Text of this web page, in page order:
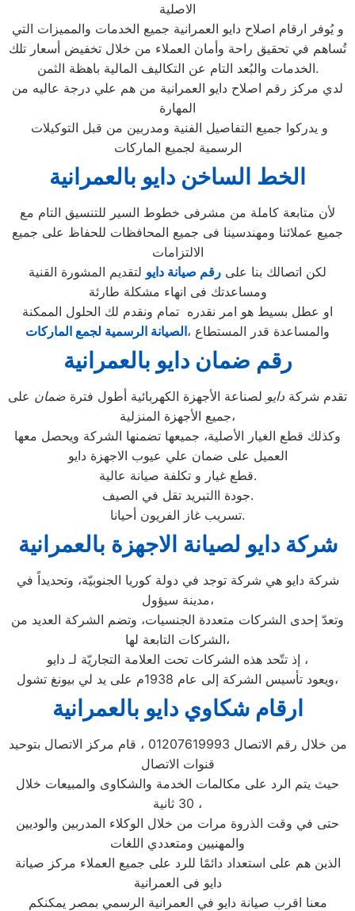
الاصلية
و يُوفر ارقام اصلاح دايو العمرانية جميع الخدمات والمميزات التي
تُساهم في تحقيق راحة وأمان العملاء من خلال تخفيض أسعار تلك
الخدمات والبُعد التام عن التكاليف المالية باهظة الثمن.
لدي مركز رقم اصلاح دايو العمرانية من هم علي درجة عاليه من
المهارة
الرسمية لجميع الماركات
الخط الساخن دايو بالعمرانية
لأن متابعة كاملة من مشرفى خطوط السير للتنسيق التام مع
جميع عملائنا ومهندسينا فى جميع المحافظات للحفاظ على جميع
الالتزامات
لكن اتصالك بنا على رقم صيانة دايو لتقديم المشورة القنية
ومساعدتك فى انهاء مشكلة طارئة
او عطل بسيط هو امر نقدره تمام ونقدم لك الحلول الممكنة
والمساعدة قدر المستطاع ،الصيانة الرسمية لجمع الماركات
رقم ضمان دايو بالعمرانية
تقدم شركة دايو لصناعة الأجهزة الكهربائية أطول فترة ضمان على
جميع الأجهزة المنزلية،
وكذلك قطع الغيار الأصلية، جميعها تضمنها الشركة ويحصل معها
العميل على ضمان علي عيوب الاجهزة دايو
قطع غيار و تكلفة صيانة عالية.
جودة االتبريد تقل في الصيف.
تسريب غاز الفريون أحيانا.
شركة دايو لصيانة الاجهزة بالعمرانية
شركة دايو هي شركة توجد في دولة كوريا الجنوبيّة، وتحديداً في
مدينة سيؤول،
وتعدّ إحدى الشركات متعددة الجنسيات، وتضم الشركة العديد من
الشركات التابعة لها،
إذ تتّحد هذه الشركات تحت العلامة التجاريّة لـ دايو ،
ويعود تأسيس الشركة إلى عام 1938م على يد لي بيونغ تشول،
ارقام شكاوي دايو بالعمرانية
من خلال رقم الاتصال 01207619993 ، قام مركز الاتصال بتوحيد
قنوات الاتصال
حيث يتم الرد على مكالمات الخدمة والشكاوى والمبيعات خلال
30 ثانية ،
حتى في وقت الذروة مرات من خلال الوكلاء المدربين والوديين
والمهنيين ومتعددي اللغات
الذين هم على استعداد دائمًا للرد على جميع العملاء مركز صيانة
دايو فى العمرانية
معنا اقرب صيانة دايو في العمرانية الرسمي بمصر يمكنكم